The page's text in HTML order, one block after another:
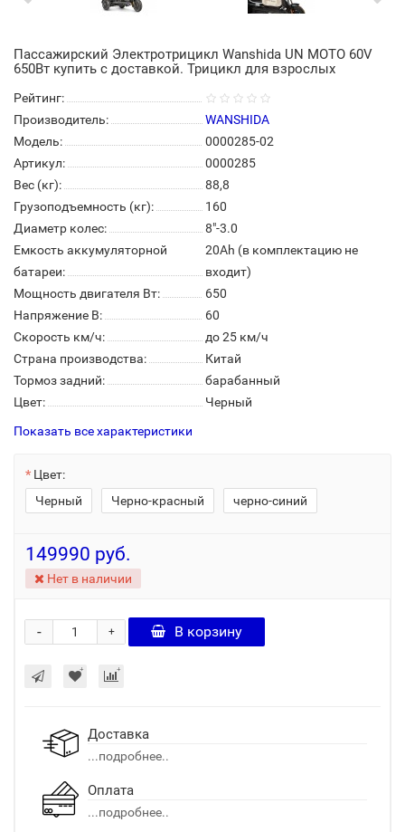
Пассажирский Электротрицикл Wanshida UN MOTO 60V
650Вт купить с доставкой. Трицикл для взрослых
Рейтинг:
Производитель:
WANSHIDA
Модель:
0000285-02
Артикул:
0000285
Вес (кг):
88,8
Грузоподъемность (кг):
160
Диаметр колес:
8"-3.0
Емкость аккумуляторной
батареи:
20Ah (в комплектацию не
входит)
Мощность двигателя Вт:
650
Напряжение В:
60
Скорость км/ч:
до 25 км/ч
Страна производства:
Китай
Тормоз задний:
барабанный
Цвет:
Черный
Показать все характеристики
Цвет:
Черный
Черно-красный черно-синий
149990 руб.
Нет в наличии
+
- В корзину
Доставка
...подробнее..
Оплата
...подробнее..